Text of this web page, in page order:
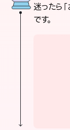
迷ったら
です。